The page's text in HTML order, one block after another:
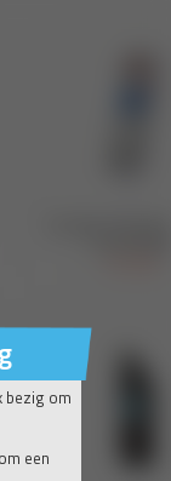
bezig om
een